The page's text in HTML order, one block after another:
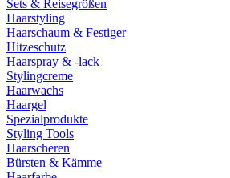
Sets & Reisegrößen
Haarstyling
Haarschaum & Festiger
Hitzeschutz
Haarspray & -lack
Stylingcreme
Haarwachs
Haargel
Spezialprodukte
Styling Tools
Haarscheren
Bürsten & Kämme